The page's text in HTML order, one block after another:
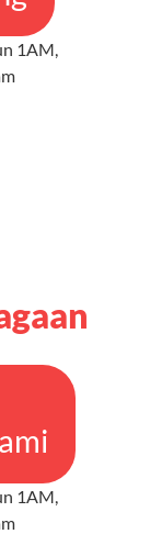
1AM,
1AM,